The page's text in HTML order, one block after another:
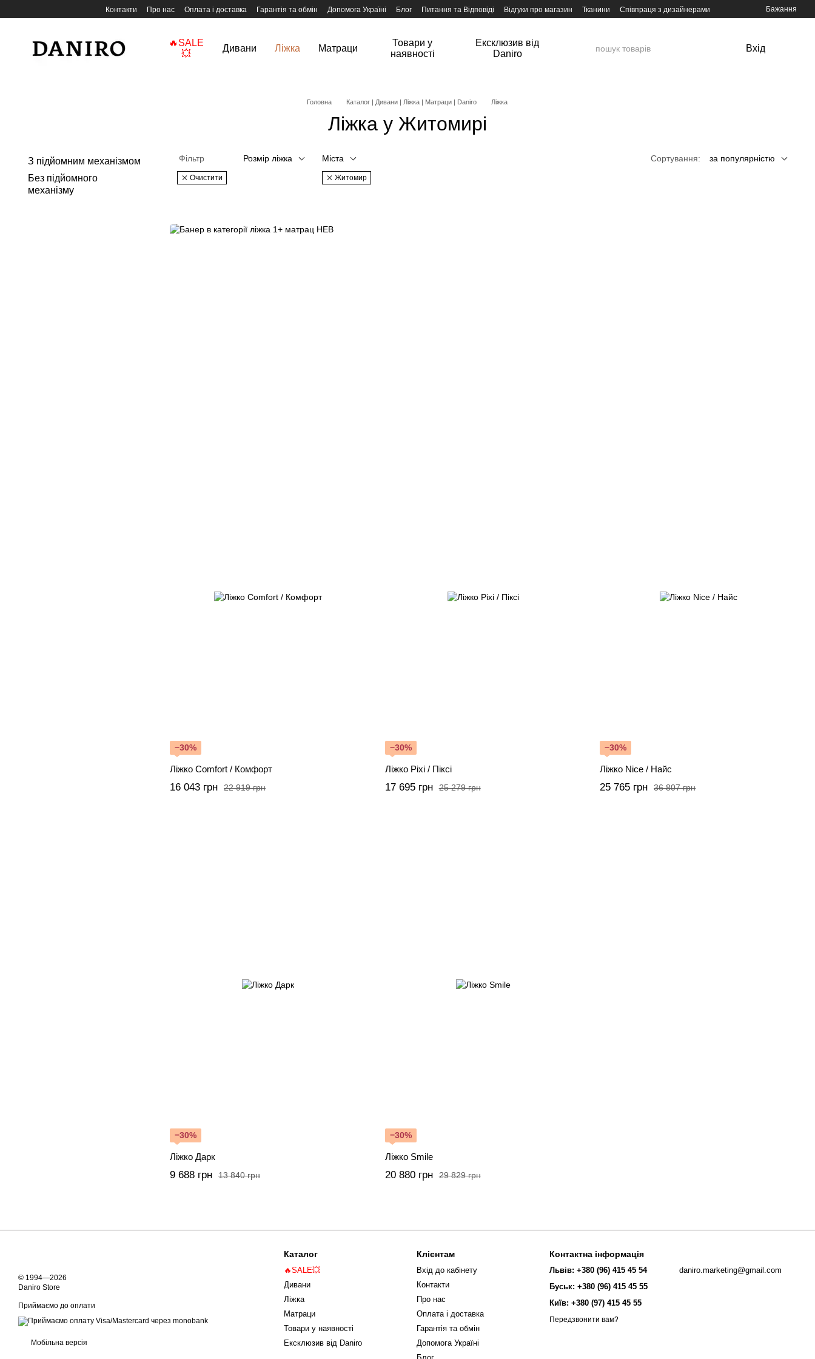
Перейти до основного контенту
Контакти Про нас Оплата і доставка Гарантія та обмін Допомога Україні Блог Питання та Відповіді Відгуки про магазин Тканини Співпраця з дизайнерами Бажання
🔥SALE
💥
Дивани Ліжка Матраци
Товари у
наявності
Ексклюзив від
Daniro
Вхід
Головна Каталог | Дивани | Ліжка | Матраци | Daniro Ліжка
Ліжка у Житомирі
Фільтр
Очистити
Розмір ліжка Міста
Житомир
Сортування: за популярністю
−30%
Ліжко Comfort / Комфорт
22 919 грн
16 043 грн
−30%
Ліжко Pixi / Піксі
25 279 грн
17 695 грн
−30%
Ліжко Nice / Найс
36 807 грн
25 765 грн
−30%
Ліжко Дарк
13 840 грн
9 688 грн
−30%
Ліжко Smile
29 829 грн
20 880 грн
З підйомним механізмом
Без підйомного
механізму
© 1994—2026
Daniro Store
Приймаємо до оплати
Мобільна версія
Каталог
🔥SALE💥
Дивани
Ліжка
Матраци
Товари у наявності
Ексклюзив від Daniro
Клієнтам
Вхід до кабінету
Контакти
Про нас
Оплата і доставка
Гарантія та обмін
Допомога Україні
Контактна інформація
Львів: +380 (96) 415 45 54
Буськ: +380 (96) 415 45 55
Київ: +380 (97) 415 45 55
Передзвонити вам?
daniro.marketing@gmail.com